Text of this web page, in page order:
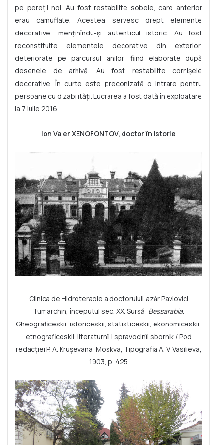
pe pereții noi. Au fost restabilite sobele, care anterior
erau camuflate. Acestea servesc drept elemente
decorative, menținîndu-și autenticul istoric. Au fost
reconstituite elementele decorative din exterior,
deteriorate pe parcursul anilor, fiind elaborate după
desenele de arhivă. Au fost restabilite cornișele
decorative. În curte este preconizată o intrare pentru
persoane cu dizabilități. Lucrarea a fost dată în exploatare
la 7 iulie 2016.
Ion Valer XENOFONTOV, doctor în istorie
Clinica de Hidroterapie a doctoruluiLazăr Pavlovici
Tumarchin, începutul sec. XX. Sursă: Bessarabia.
Gheograficeskii, istoriceskii, statisticeskii, ekonomiceskii,
etnograficeskii, literaturnîi i spravocinîi sbornik / Pod
redacției P. A. Krușevana, Moskva, Tipografia A. V. Vasilieva,
1903, p. 425